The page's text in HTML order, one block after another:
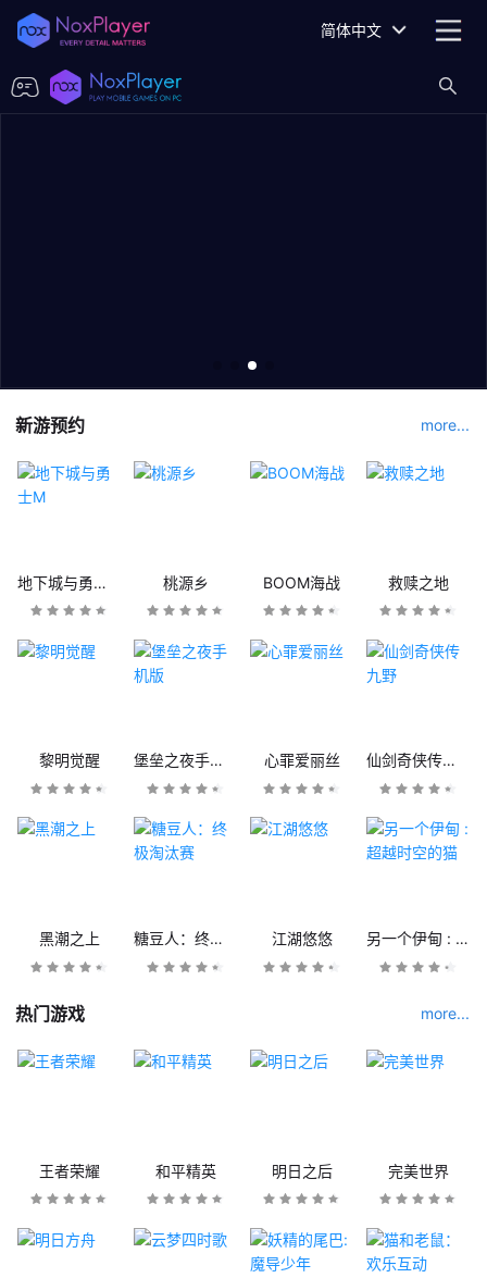
简体中文
新游预约 more...
地下城与勇士M 桃源乡 BOOM海战 救赎之地
黎明觉醒 堡垒之夜手机版 心罪爱丽丝 仙剑奇侠传九野
黑潮之上 糖豆人：终极淘汰赛 江湖悠悠 另一个伊甸 : 超越时空的猫
热门游戏 more...
王者荣耀 和平精英 明日之后 完美世界